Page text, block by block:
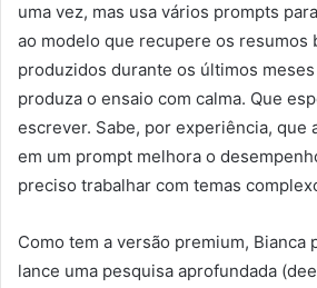
uma vez, mas usa vários prompts
ao modelo que recupere os resumos
produzidos durante os últimos
produza o ensaio com calma. Que
escrever. Sabe, por experiência, que
em um prompt melhora o
preciso trabalhar com temas
Como tem a versão premium, Bianca
lance uma pesquisa aprofundada